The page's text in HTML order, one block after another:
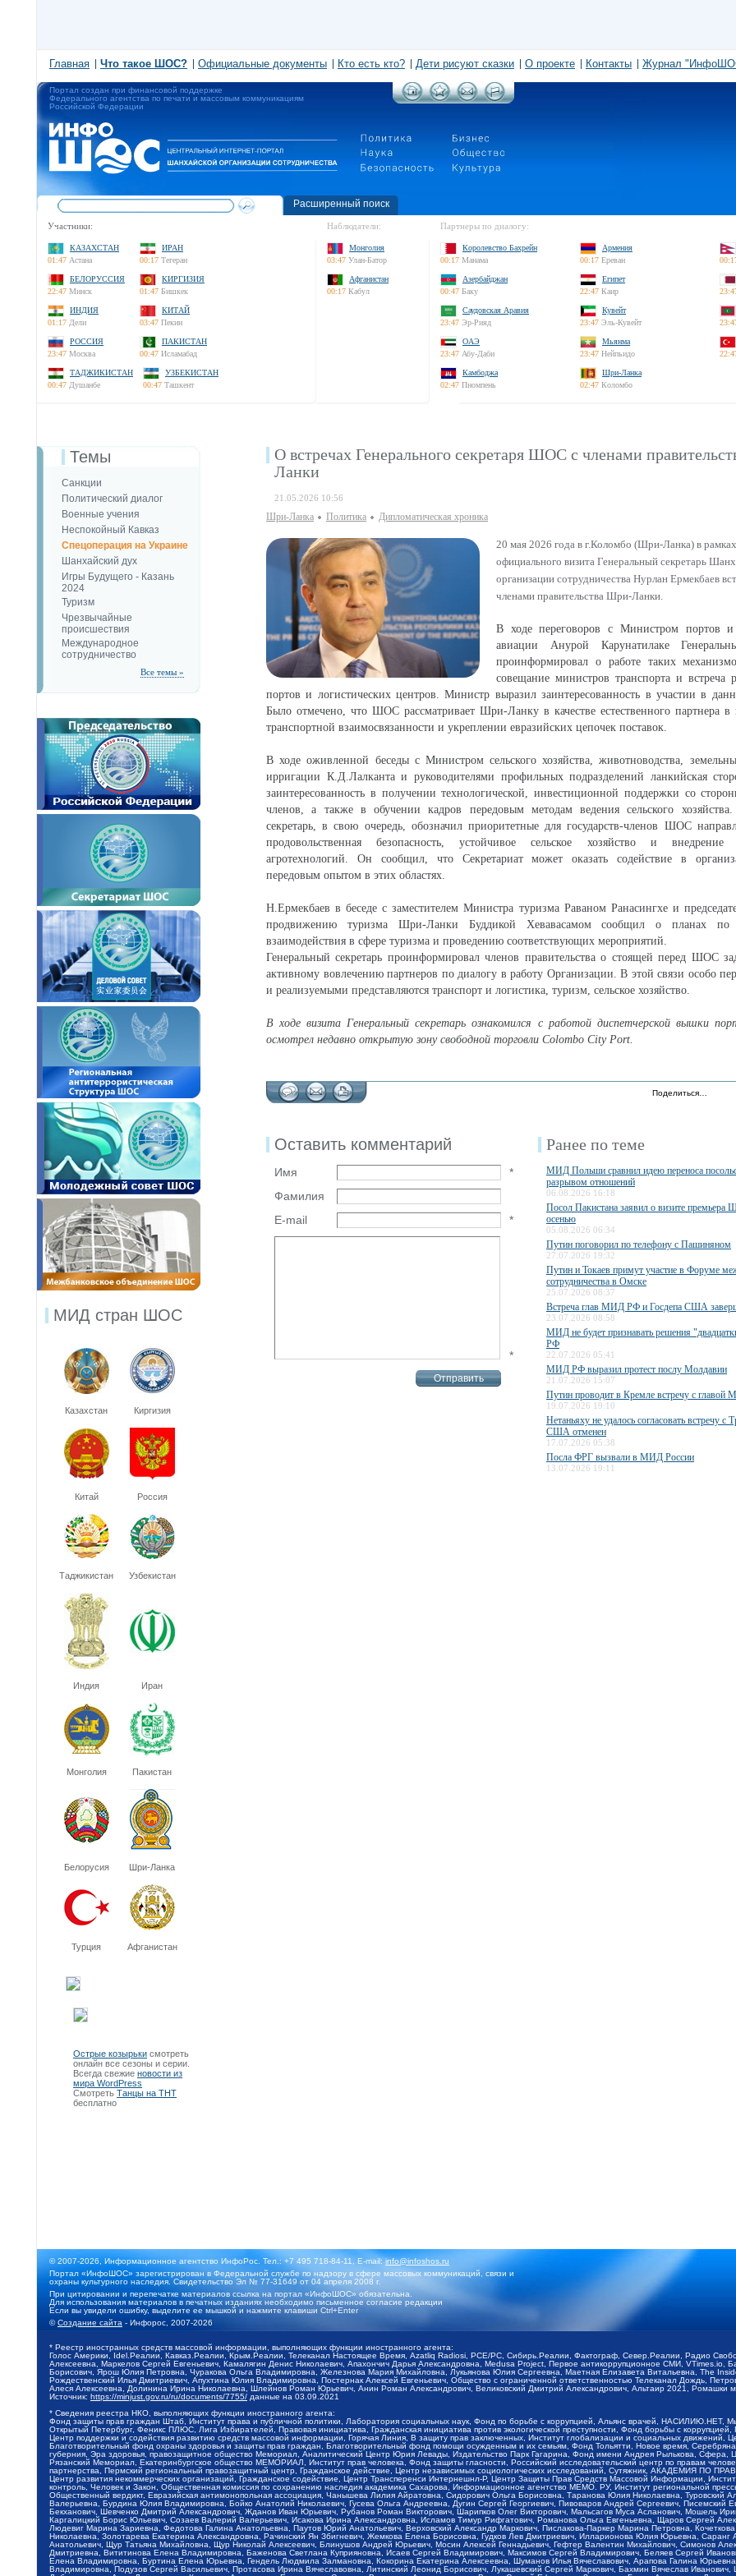
Главная Что такое ШОС? Официальные документы Кто есть кто? Дети рисуют сказки О проекте Контакты Журнал
Портал создан при финансовой поддержке
Федерального агентства по печати и массовым коммуникациям
Российской Федерации
Расширенный поиск
Участники:
КАЗАХСТАН
01:47 Астана
ИРАН
00:17 Тегеран
БЕЛОРУССИЯ
22:47 Минск
КИРГИЗИЯ
01:47 Бишкек
ИНДИЯ
01:17 Дели
КИТАЙ
03:47 Пекин
РОССИЯ
23:47 Москва
ПАКИСТАН
00:47 Исламабад
ТАДЖИКИСТАН
00:47 Душанбе
УЗБЕКИСТАН
00:47 Ташкент
Наблюдатели:
Монголия
03:47 Улан-Батор
Афганистан
00:17 Кабул
Партнеры по диалогу:
Королевство Бахрейн
00:17 Манама
Армения
00:17 Ереван
Азербайджан
00:47 Баку
Египет
22:47 Каир
Саудовская Аравия
23:47 Эр-Рияд
Кувейт
23:47 Эль-Кувейт
ОАЭ
23:47 Абу-Даби
Мьянма
23:47 Нейпьидо
Камбоджа
02:47 Пномпень
Шри-Ланка
02:47 Коломбо
Темы
Санкции
Политический диалог
Военные учения
Неспокойный Кавказ
Спецоперация на Украине
Шанхайский дух
Игры Будущего - Казань
2024
Туризм
Чрезвычайные
происшествия
Международное
сотрудничество
Все темы »
МИД стран ШОС
Казахстан Киргизия
Китай Россия
Таджикистан Узбекистан
Индия Иран
Монголия Пакистан
Белорусия Шри-Ланка
Турция Афганистан
Острые козырьки смотреть
онлайн все сезоны и серии.
Всегда свежие новости из
мира WordPress
Смотреть Танцы на ТНТ
бесплатно
О встречах Генерального секретаря ШОС с членами
Ланки
21.05.2026 10:56
Шри-Ланка Политика Дипломатическая хроника
20 мая 2026 года в г.Коломбо (Шри-Ланка) в рамках
официального визита Генеральный секретарь
организации сотрудничества Нурлан Ермекбаев
членами правительства Шри-Ланки.
В ходе переговоров с Министром портов и
авиации Анурой Карунатилаке
проинформировал о работе таких
совещание министров транспорта и встреча
портов и логистических центров. Министр выразил заинтересованность в участии в
Было отмечено, что ШОС рассматривает Шри-Ланку в качестве естественного партнера
транспортной взаимосвязанности и укреплении евразийских цепочек поставок.
В ходе оживленной беседы с Министром сельского хозяйства, животноводства,
ирригации К.Д.Лалканта и руководителями профильных подразделений ланкийская
заинтересованность в получении технологической, инвестиционной поддержки со
членов, а также в обучении кадров передовым методам ведения сельского хозяйства.
секретарь, в свою очередь, обозначил приоритетные для государств-членов ШОС
продовольственная безопасность, устойчивое сельское хозяйство и внедрение
агротехнологий. Он сообщил, что Секретариат может оказать содействие в
передовым опытом в этих областях.
Н.Ермекбаев в беседе с заместителем Министра туризма Раваном Ранасингхе и
продвижению туризма Шри-Ланки Буддикой Хевавасамом сообщил о планах по
взаимодействия в сфере туризма и проведению соответствующих мероприятий.
Генеральный секретарь проинформировал членов правительства о стоящей перед ШОС
активному вовлечению партнеров по диалогу в работу Организации. В этой связи особо
и реализуемыми представляются транспорт и логистика, туризм, сельское хозяйство.
В ходе визита Генеральный секретарь ознакомился с работой диспетчерской вышки
осмотрел недавно открытую зону свободной торговли Colombo City Port.
Поделиться…
Оставить комментарий
Имя
*
Фамилия
E-mail
*
*
Ранее по теме
МИД Польши сравнил идею переноса
разрывом отношений
06.08.2026 16:18
Посол Пакистана заявил о визите премьера
осенью
05.08.2026 06:34
Путин поговорил по телефону с Пашиняном
27.07.2026 19:32
Путин и Токаев примут участие в Форуме
сотрудничества в Омске
25.07.2026 08:37
Встреча глав МИД РФ и Госдепа США
23.07.2026 08:58
МИД не будет признавать решения
РФ
22.07.2026 05:41
МИД РФ выразил протест послу Молдавии
21.07.2026 15:07
Путин проводит в Кремле встречу с
19.07.2026 19:10
Нетаньяху не удалось согласовать встречу с
США отменен
17.07.2026 05:38
Посла ФРГ вызвали в МИД России
13.07.2026 19:11
© 2007-2026, Информационное агентство ИнфоРос. Тел.: +7 495 718-84-11, E-mail:info@infoshos.ru
Портал «ИнфоШОС» зарегистрирован в Федеральной службе по надзору в сфере массовых коммуникаций, связи и
охраны культурного наследия. Свидетельство Эл № 77-31649 от 04 апреля 2008 г.
При цитировании и перепечатке материалов ссылка на портал «ИнфоШОС» обязательна.
Для использования материалов в печатных изданиях необходимо письменное согласие редакции
Если вы увидели ошибку, выделите ее мышкой и нажмите клавиши Ctrl+Enter
©Создание сайта - Инфорос, 2007-2026
* Реестр иностранных средств массовой информации, выполняющих функции иностранного агента:
Голос Америки, Idel.Реалии, Кавказ.Реалии, Крым.Реалии, Телеканал Настоящее Время, Azatliq Radiosi, PCE/PC, Сибирь.Реалии, Фактограф, Север.Реалии, Радио
Алексеевна, Маркелов Сергей Евгеньевич, Камалягин Денис Николаевич, Апахончич Дарья Александровна, Medusa Project, Первое антикоррупционное СМИ,
Борисович, Ярош Юлия Петровна, Чуракова Ольга Владимировна, Железнова Мария Михайловна, Лукьянова Юлия Сергеевна, Маетная Елизавета Витальевна, The
Рождественский Илья Дмитриевич, Апухтина Юлия Владимировна, Постернак Алексей Евгеньевич, Общество с ограниченной ответственностью Телеканал Дождь,
Алеся Алексеевна, Долинина Ирина Николаевна, Шлейнов Роман Юрьевич, Анин Роман Александрович, Великовский Дмитрий Александрович, Альтаир 2021, Ромашки
Источник: https://minjust.gov.ru/ru/documents/7755/ данные на 03.09.2021
* Сведения реестра НКО, выполняющих функции иностранного агента:
Фонд защиты прав граждан Штаб, Институт права и публичной политики, Лаборатория социальных наук, Фонд по борьбе с коррупцией, Альянс врачей,
Открытый Петербург, Феникс ПЛЮС, Лига Избирателей, Правовая инициатива, Гражданская инициатива против экологической преступности, Фонд борьбы с
Центр поддержки и содействия развитию средств массовой информации, Горячая Линия, В защиту прав заключенных, Институт глобализации и социальных
Благотворительный фонд охраны здоровья и защиты прав граждан, Благотворительный фонд помощи осужденным и их семьям, Фонд Тольятти, Новое время,
губерния, Эра здоровья, правозащитное общество Мемориал, Аналитический Центр Юрия Левады, Издательство Парк Гагарина, Фонд имени Андрея Рылькова,
Рязанский Мемориал, Екатеринбургское общество МЕМОРИАЛ, Институт прав человека, Фонд защиты гласности, Российский исследовательский центр по правам
партнерства, Пермский региональный правозащитный центр, Гражданское действие, Центр независимых социологических исследований, Сутяжник, АКАДЕМИЯ ПО
Центр развития некоммерческих организаций, Гражданское содействие, Центр Трансперенси Интернешнл-Р, Центр Защиты Прав Средств Массовой Информации,
контроль, Человек и Закон, Общественная комиссия по сохранению наследия академика Сахарова, Информационное агентство МЕМО. РУ, Институт региональной
Общественный вердикт, Евразийская антимонопольная ассоциация, Чанышева Лилия Айратовна, Сидорович Ольга Борисовна, Таранова Юлия Николаевна, Туровский
Валерьевна, Бурдина Юлия Владимировна, Бойко Анатолий Николаевич, Гусева Ольга Андреевна, Дугин Сергей Георгиевич, Пивоваров Андрей Сергеевич, Писемский
Бекханович, Шевченко Дмитрий Александрович, Жданов Иван Юрьевич, Рубанов Роман Викторович, Шарипков Олег Викторович, Мальсагов Муса Асланович, Мошель
Каргалицкий Борис Юльевич, Созаев Валерий Валерьевич, Исакова Ирина Александровна, Исламов Тимур Рифгатович, Романова Ольга Евгеньевна, Щаров Сергей
Людевиг Марина Зариевна, Федотова Галина Анатольевна, Паутов Юрий Анатольевич, Верховский Александр Маркович, Пислакова-Паркер Марина Петровна,
Николаевна, Золотарева Екатерина Александровна, Рачинский Ян Збигневич, Жемкова Елена Борисовна, Гудков Лев Дмитриевич, Илларионова Юлия Юрьевна,
Анатольевич, Щур Татьяна Михайловна, Щур Николай Алексеевич, Блинушов Андрей Юрьевич, Мосин Алексей Геннадьевич, Гефтер Валентин Михайлович, Симонов
Дмитриевна, Вититинова Елена Владимировна, Баженова Светлана Куприяновна, Исаев Сергей Владимирович, Максимов Сергей Владимирович, Беляев Сергей
Елена Владимировна, Буртина Елена Юрьевна, Гендель Людмила Залмановна, Кокорина Екатерина Алексеевна, Шуманов Илья Вячеславович, Арапова Галина
Владимировна, Подузов Сергей Васильевич, Протасова Ирина Вячеславовна, Литинский Леонид Борисович, Лукашевский Сергей Маркович, Бахмин Вячеслав